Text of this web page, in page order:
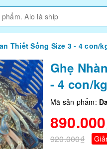
Thiết Sống Size 3 - 4 con/
Ghẹ
- 4 con/kg
Mã sản phẩm:
920.000₫